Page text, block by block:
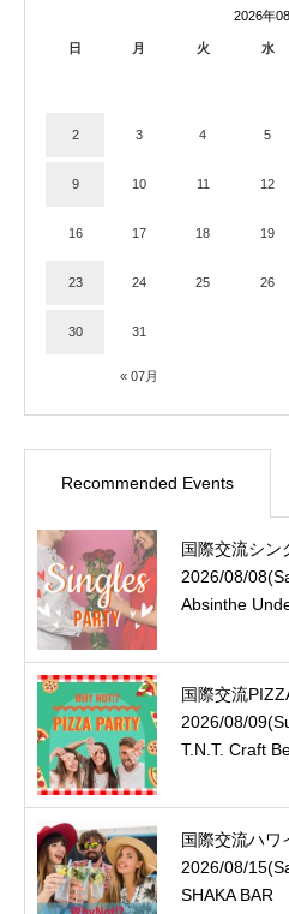
2026年
日 月 火 水
« 07月
2 3 4 5
9 10 11 12
16 17 18 19
23 24 25 26
30 31
Recommended Events
国際交流シン
2026/08/
Absinthe
国際交流
2026/08/
T.N.T. Craft
国際交流ハワ
2026/08/
SHAKA BAR